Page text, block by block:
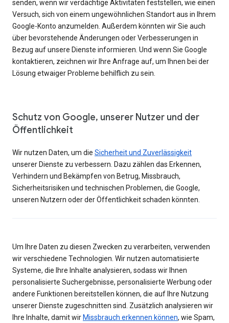
senden, wenn wir verdächtige Aktivitäten feststellen, wie einen
Versuch, sich von einem ungewöhnlichen Standort aus in Ihrem
Google-Konto anzumelden. Außerdem könnten wir Sie auch
über bevorstehende Änderungen oder Verbesserungen in
Bezug auf unsere Dienste informieren. Und wenn Sie Google
kontaktieren, zeichnen wir Ihre Anfrage auf, um Ihnen bei der
Lösung etwaiger Probleme behilflich zu sein.
Schutz von Google, unserer Nutzer und der
Öffentlichkeit
Wir nutzen Daten, um die Sicherheit und Zuverlässigkeit
unserer Dienste zu verbessern. Dazu zählen das Erkennen,
Verhindern und Bekämpfen von Betrug, Missbrauch,
Sicherheitsrisiken und technischen Problemen, die Google,
unseren Nutzern oder der Öffentlichkeit schaden könnten.
Um Ihre Daten zu diesen Zwecken zu verarbeiten, verwenden
wir verschiedene Technologien. Wir nutzen automatisierte
Systeme, die Ihre Inhalte analysieren, sodass wir Ihnen
personalisierte Suchergebnisse, personalisierte Werbung oder
andere Funktionen bereitstellen können, die auf Ihre Nutzung
unserer Dienste zugeschnitten sind. Zusätzlich analysieren wir
Ihre Inhalte, damit wir Missbrauch erkennen können, wie Spam,